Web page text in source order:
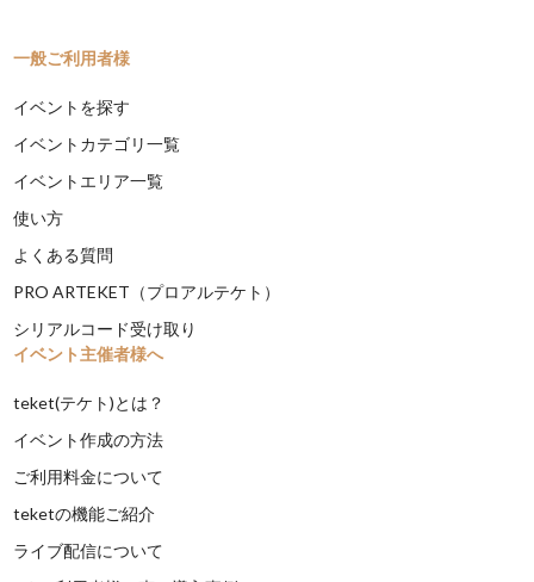
一般ご利用者様
イベントを探す
イベントカテゴリ一覧
イベントエリア一覧
使い方
よくある質問
PRO ARTEKET（プロアルテケト）
シリアルコード受け取り
イベント主催者様へ
teket(テケト)とは？
イベント作成の方法
ご利用料金について
teketの機能ご紹介
ライブ配信について